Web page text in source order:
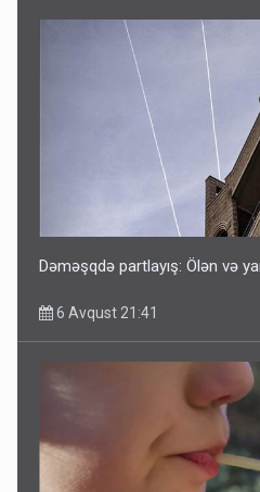
Dəməşqdə partlayış: Ölən və
6 Avqust 21:41